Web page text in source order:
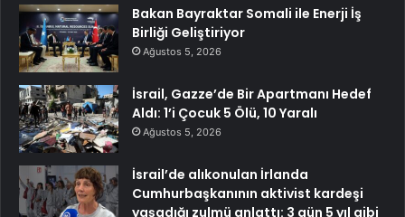
Bakan Bayraktar Somali ile Enerji İş
Birliği Geliştiriyor
Ağustos 5, 2026
İsrail, Gazze’de Bir Apartmanı Hedef
Aldı: 1’i Çocuk 5 Ölü, 10 Yaralı
Ağustos 5, 2026
İsrail’de alıkonulan İrlanda
Cumhurbaşkanının aktivist kardeşi
yaşadığı zulmü anlattı: 3 gün 5 yıl gibi